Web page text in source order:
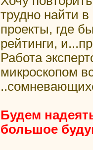
трудно найти
проекты, где
рейтинги,
Работа
микроскопом
Будем
большое